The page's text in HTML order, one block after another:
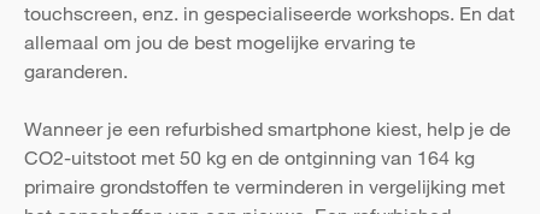
touchscreen, enz. in gespecialiseerde workshops. En dat
allemaal om jou de best mogelijke ervaring te
garanderen.
Wanneer je een refurbished smartphone kiest, help je de
CO2-uitstoot met 50 kg en de ontginning van 164 kg
primaire grondstoffen te verminderen in vergelijking met